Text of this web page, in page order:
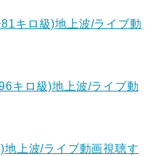
キロ級)地上波/ライブ動
キロ級)地上波/ライブ動
地上波/ライブ動画視聴す